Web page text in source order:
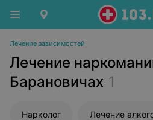
Лечение зависимостей
Лечение
Барановичах 1
Нарколог Лечение